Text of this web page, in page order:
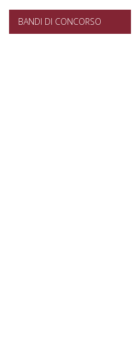
BANDI DI CONCORSO